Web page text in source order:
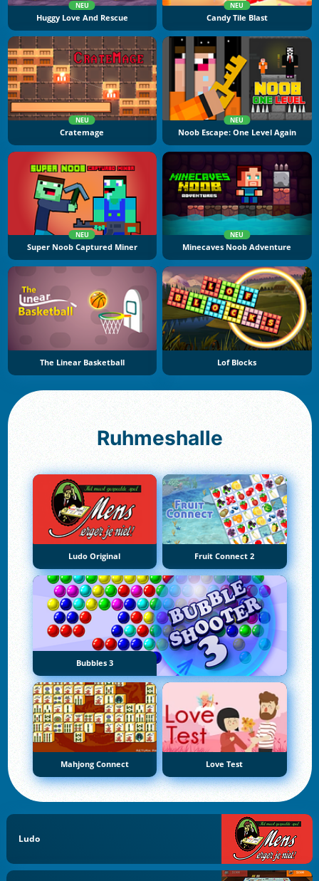
NEU
Huggy Love And Rescue
NEU
Candy Tile Blast
NEU
Cratemage
NEU
Noob Escape: One Level Again
NEU
Super Noob Captured Miner
NEU
Minecaves Noob Adventure
The Linear Basketball Lof Blocks
Ruhmeshalle
Ludo Original Fruit Connect 2
Bubbles 3
Mahjong Connect Love Test
Ludo